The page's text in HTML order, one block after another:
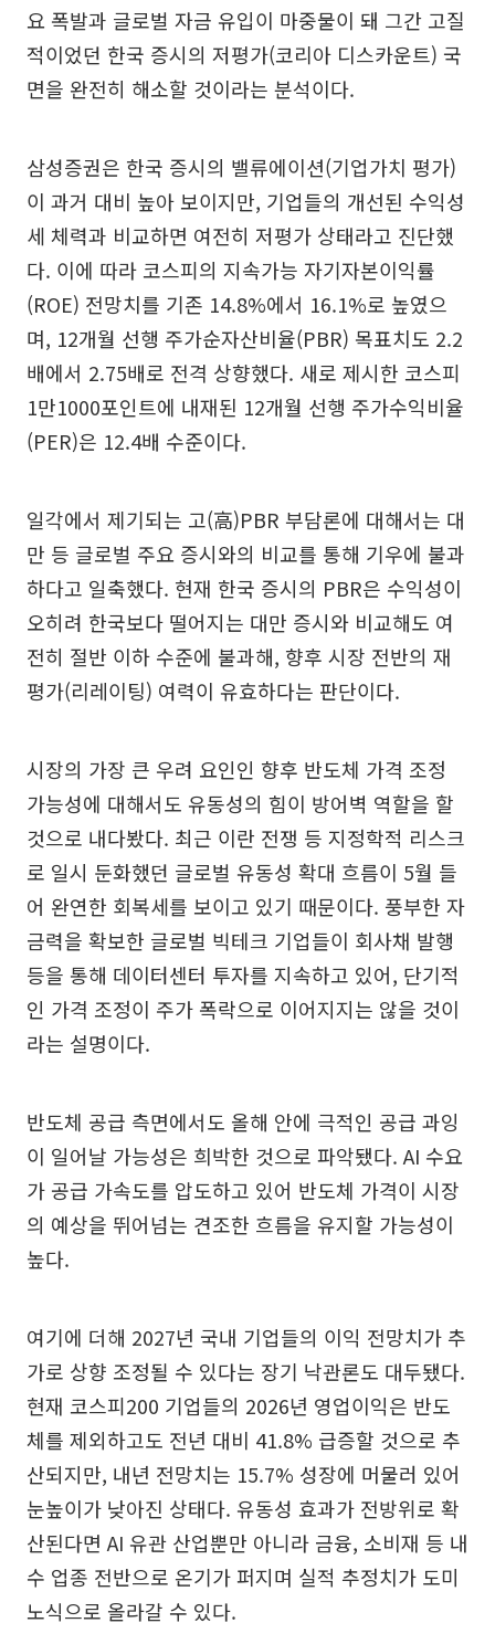
요 폭발과 글로벌 자금 유입이 마중물이 돼 그간 고질
적이었던 한국 증시의 저평가(코리아 디스카운트) 국
면을 완전히 해소할 것이라는 분석이다.
삼성증권은 한국 증시의 밸류에이션(기업가치 평가)
이 과거 대비 높아 보이지만, 기업들의 개선된 수익성
세 체력과 비교하면 여전히 저평가 상태라고 진단했
다. 이에 따라 코스피의 지속가능 자기자본이익률
(ROE) 전망치를 기존 14.8%에서 16.1%로 높였으
며, 12개월 선행 주가순자산비율(PBR) 목표치도 2.2
배에서 2.75배로 전격 상향했다. 새로 제시한 코스피
1만1000포인트에 내재된 12개월 선행 주가수익비율
(PER)은 12.4배 수준이다.
일각에서 제기되는 고(高)PBR 부담론에 대해서는 대
만 등 글로벌 주요 증시와의 비교를 통해 기우에 불과
하다고 일축했다. 현재 한국 증시의 PBR은 수익성이
오히려 한국보다 떨어지는 대만 증시와 비교해도 여
전히 절반 이하 수준에 불과해, 향후 시장 전반의 재
평가(리레이팅) 여력이 유효하다는 판단이다.
시장의 가장 큰 우려 요인인 향후 반도체 가격 조정
가능성에 대해서도 유동성의 힘이 방어벽 역할을 할
것으로 내다봤다. 최근 이란 전쟁 등 지정학적 리스크
로 일시 둔화했던 글로벌 유동성 확대 흐름이 5월 들
어 완연한 회복세를 보이고 있기 때문이다. 풍부한 자
금력을 확보한 글로벌 빅테크 기업들이 회사채 발행
등을 통해 데이터센터 투자를 지속하고 있어, 단기적
인 가격 조정이 주가 폭락으로 이어지지는 않을 것이
라는 설명이다.
반도체 공급 측면에서도 올해 안에 극적인 공급 과잉
이 일어날 가능성은 희박한 것으로 파악됐다. AI 수요
가 공급 가속도를 압도하고 있어 반도체 가격이 시장
의 예상을 뛰어넘는 견조한 흐름을 유지할 가능성이
높다.
여기에 더해 2027년 국내 기업들의 이익 전망치가 추
가로 상향 조정될 수 있다는 장기 낙관론도 대두됐다.
현재 코스피200 기업들의 2026년 영업이익은 반도
체를 제외하고도 전년 대비 41.8% 급증할 것으로 추
산되지만, 내년 전망치는 15.7% 성장에 머물러 있어
눈높이가 낮아진 상태다. 유동성 효과가 전방위로 확
산된다면 AI 유관 산업뿐만 아니라 금융, 소비재 등 내
수 업종 전반으로 온기가 퍼지며 실적 추정치가 도미
노식으로 올라갈 수 있다.